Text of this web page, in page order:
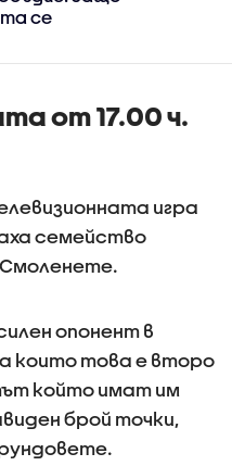
се
от 17.00 ч.
игра
семейство
опонент в
които това е второ
който имат им
брой точки,